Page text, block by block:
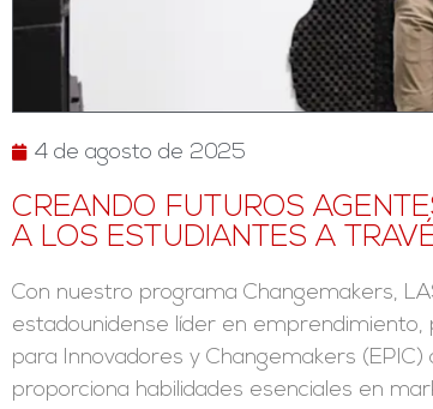
4 de agosto de 2025
CREANDO FUTUROS
A LOS ESTUDIANTES A
Con nuestro programa Changemakers,
estadounidense líder en
para Innovadores y Changemakers
proporciona habilidades esenciales en